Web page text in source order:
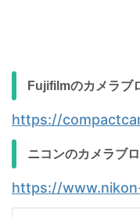
Fujifilmのカメラブ
https://
ニコンのカメラブ
https://